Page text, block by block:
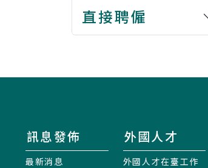
直接聘僱
訊息發佈
最新消息
外國人才
外國人才在臺工作